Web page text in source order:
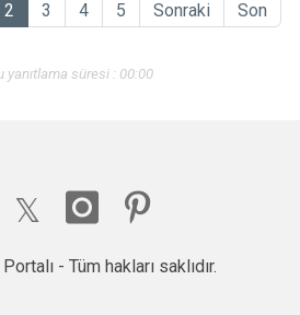
2 3 4 5 Sonraki Son
yanıtlama süresi : 00:00
- Tüm hakları saklıdır.